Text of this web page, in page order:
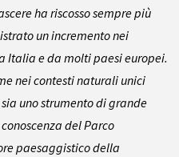
ha riscosso sempre più
un incremento nei
e da molti paesi europei.
nei contesti naturali unici
uno strumento di grande
del Parco
paesaggistico della